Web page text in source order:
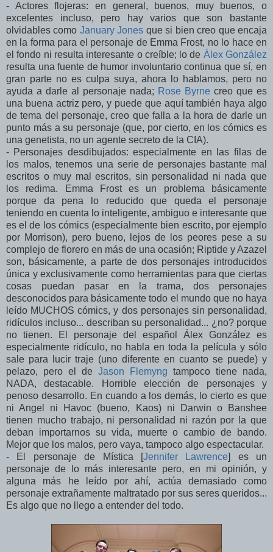
- Actores flojeras: en general, buenos, muy buenos, o
excelentes incluso, pero hay varios que son bastante
olvidables como January Jones que si bien creo que encaja
en la forma para el personaje de Emma Frost, no lo hace en
el fondo ni resulta interesante o creíble; lo de Álex González
resulta una fuente de humor involuntario continua que sí, en
gran parte no es culpa suya, ahora lo hablamos, pero no
ayuda a darle al personaje nada; Rose Byrne creo que es
una buena actriz pero, y puede que aquí también haya algo
de tema del personaje, creo que falla a la hora de darle un
punto más a su personaje (que, por cierto, en los cómics es
una genetista, no un agente secreto de la CIA).
- Personajes desdibujados: especialmente en las filas de
los malos, tenemos una serie de personajes bastante mal
escritos o muy mal escritos, sin personalidad ni nada que
los redima. Emma Frost es un problema básicamente
porque da pena lo reducido que queda el personaje
teniendo en cuenta lo inteligente, ambiguo e interesante que
es el de los cómics (especialmente bien escrito, por ejemplo
por Morrison), pero bueno, lejos de los peores pese a su
complejo de florero en más de una ocasión; Riptide y Azazel
son, básicamente, a parte de dos personajes introducidos
única y exclusivamente como herramientas para que ciertas
cosas puedan pasar en la trama, dos personajes
desconocidos para básicamente todo el mundo que no haya
leído MUCHOS cómics, y dos personajes sin personalidad,
ridículos incluso... describan su personalidad... ¿no? porque
no tienen. El personaje del español Álex González es
especialmente ridículo, no habla en toda la película y sólo
sale para lucir traje (uno diferente en cuanto se puede) y
pelazo, pero el de Jason Flemyng tampoco tiene nada,
NADA, destacable. Horrible elección de personajes y
penoso desarrollo. En cuando a los demás, lo cierto es que
ni Angel ni Havoc (bueno, Kaos) ni Darwin o Banshee
tienen mucho trabajo, ni personalidad ni razón por la que
deban importarnos su vida, muerte o cambio de bando.
Mejor que los malos, pero vaya, tampoco algo espectacular.
- El personaje de Mística [Jennifer Lawrence] es un
personaje de lo más interesante pero, en mi opinión, y
alguna más he leído por ahí, actúa demasiado como
personaje extrañamente maltratado por sus seres queridos...
Es algo que no llego a entender del todo.